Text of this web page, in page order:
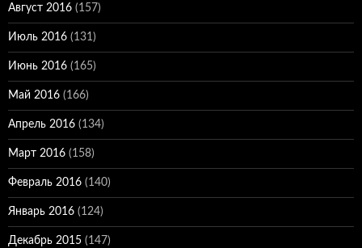
Август 2016 (157)
Июль 2016 (131)
Июнь 2016 (165)
Май 2016 (166)
Апрель 2016 (134)
Март 2016 (158)
Февраль 2016 (140)
Январь 2016 (124)
Декабрь 2015 (147)